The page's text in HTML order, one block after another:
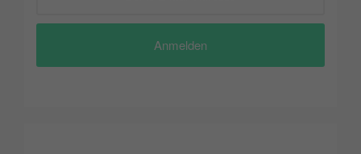
Anmelden